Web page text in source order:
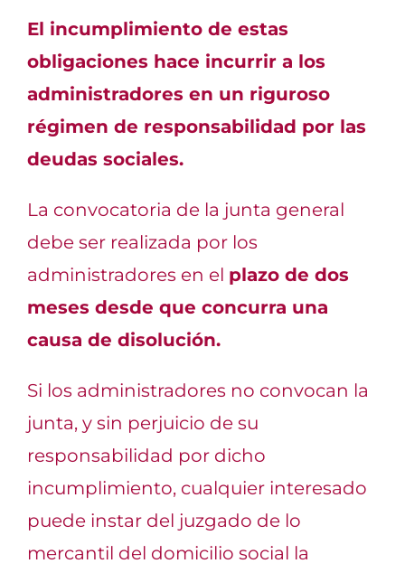
El incumplimiento de estas
obligaciones hace incurrir a los
administradores en un riguroso
régimen de responsabilidad por las
deudas sociales.
La convocatoria de la junta general
debe ser realizada por los
administradores en el plazo de dos
meses desde que concurra una
causa de disolución.
Si los administradores no convocan la
junta, y sin perjuicio de su
responsabilidad por dicho
incumplimiento, cualquier interesado
puede instar del juzgado de lo
mercantil del domicilio social la